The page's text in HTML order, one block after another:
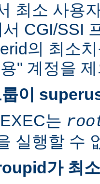
최소 사용
서 CGI/SSI
의 최소
" 계정을
룹이
는
실행할 수
가 최